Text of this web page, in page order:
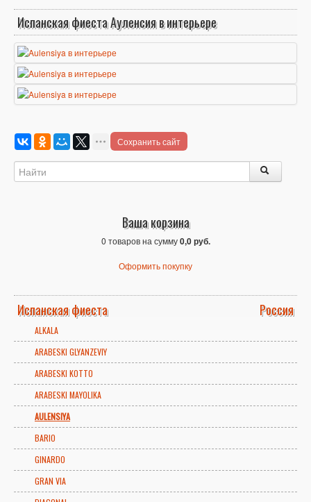
Испанская фиеста Ауленсия в интерьере
Сохранить сайт
Ваша корзина
0 товаров на сумму0,0 руб.
Оформить покупку
Испанская фиеста Россия
ALKALA
ARABESKI GLYANZEVIY
ARABESKI KOTTO
ARABESKI MAYOLIKA
AULENSIYA
BARIO
GINARDO
GRAN VIA